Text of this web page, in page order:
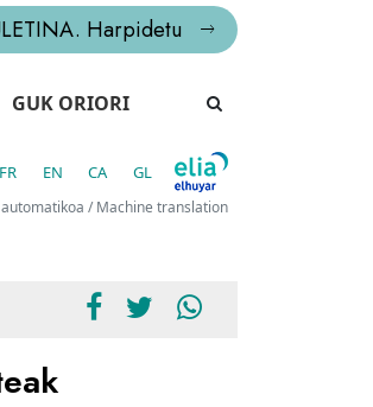
Harpidetu
GUK ORIORI
FR EN CA GL
/ Machine translation